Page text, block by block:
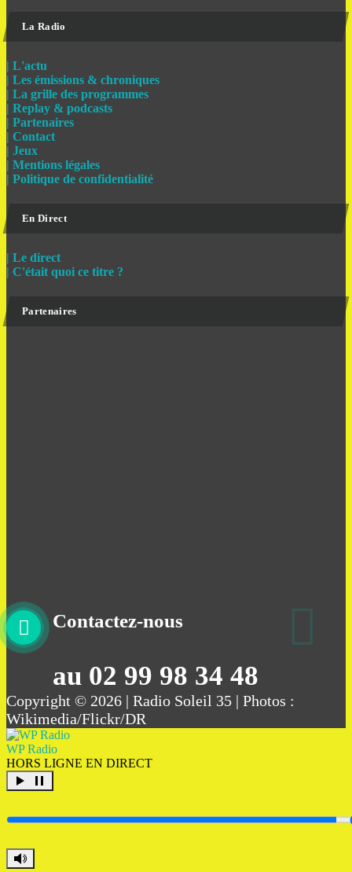
La Radio
| L'actu
| Les émissions & chroniques
| La grille des programmes
| Replay & podcasts
| Partenaires
| Contact
| Jeux
| Mentions légales
| Politique de confidentialité
En Direct
| Le direct
| C'était quoi ce titre ?
Partenaires
Contactez-nous
au 02 99 98 34 48
Copyright © 2026 | Radio Soleil 35 | Photos :
Wikimedia/Flickr/DR
WP Radio
HORS LIGNE EN DIRECT